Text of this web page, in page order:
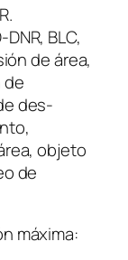
BLC,
de área,
des-
objeto
de
máxima: